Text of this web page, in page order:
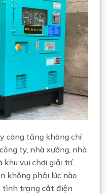
càng tăng không chỉ
ty, nhà xưởng, nhà
khu vui chơi giải trí.
không phải lúc nào
tình trạng cắt điện